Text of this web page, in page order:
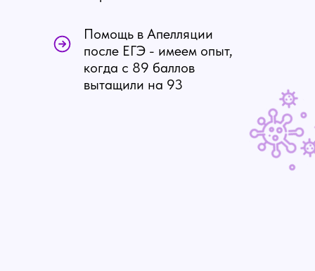
Помощь в Апелляции
после ЕГЭ - имеем опыт,
когда с 89 баллов
вытащили на 93